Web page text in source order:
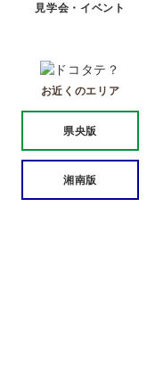
見学会・イベント
お近くのエリア
県央版
湘南版